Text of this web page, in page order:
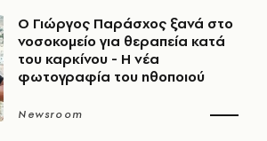
O Γιώργος Παράσχος ξανά στο
νοσοκομείο για θεραπεία κατά
του καρκίνου - Η νέα
φωτογραφία του ηθοποιού
Newsroom